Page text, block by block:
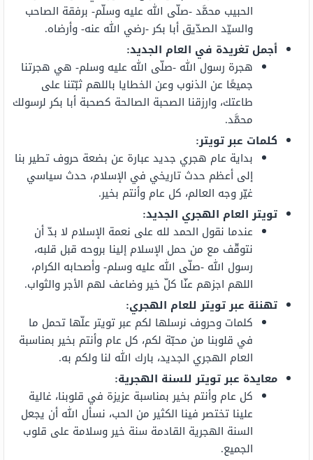
الحبيب محمَّد -صلّى الله عليه وسلّم- برفقة الصاحب
والسيّد الصدّيق أبا بكر -رضي الله عنه- وأرضاه.
أجمل تغريدة في العام الجديد:
هجرة رسول الله -صلّى الله عليه وسلم- هي هجرتنا
جميعًا عن الذنوب وعن الخطايا باللهم ثبّتنا على
طاعتك، وارزقنا الصحبة الصالحة كصحبة أبا بكر لرسولك
محمَّد.
كلمات عبر تويتر:
بداية عام هجري جديد عبارة عن بضعة حروف تطير بنا
إلى أعظم حدث تاريخي في الإسلام، حدث سياسي
غيّر وجه العالم، كل عام وأنتم بخير.
تويتر العام الهجري الجديد:
عندما نقول الحمد لله على نعمة الإسلام لا بدّ أن
نتوقّف مع من حمل الإسلام إلينا بروحه قبل قلبه،
رسول الله -صلّى الله عليه وسلم- وأصحابه الكرام،
اللهم اجزهم عنّا كلّ خير وضاعف لهم الأجر والثواب.
تهنئة عبر تويتر للعام الهجري:
كلمات وحروف نرسلها لكم عبر تويتر علّها تحمل ما
في قلوبنا من محبّة لكم، كل عام وأنتم بخير بمناسبة
العام الهجري الجديد، بارك الله لنا ولكم به.
معايدة عبر تويتر للسنة الهجرية:
كل عام وأنتم بخير بمناسبة عزيزة في قلوبنا، غالية
علينا تختصر فينا الكثير من الحب، نسأل الله أن يجعل
السنة الهجرية القادمة سنة خير وسلامة على قلوب
الجميع.